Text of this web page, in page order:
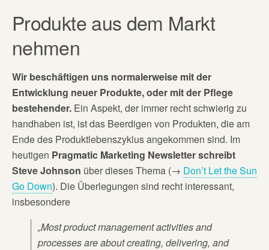
Produkte aus dem Markt
nehmen
Wir beschäftigen uns normalerweise mit der
Entwicklung neuer Produkte, oder mit der Pflege
bestehender. Ein Aspekt, der immer recht schwierig zu
handhaben ist, ist das Beerdigen von Produkten, die am
Ende des Produktlebenszyklus angekommen sind. Im
heutigen Pragmatic Marketing Newsletter schreibt
Steve Johnson über dieses Thema (→ Don’t Let the Sun
Go Down). Die Überlegungen sind recht interessant,
insbesondere
„Most product management activities and
processes are about creating, delivering, and